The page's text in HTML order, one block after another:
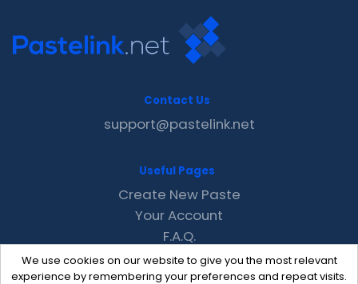
We use cookies on our website to give you the most relevant
experience by remembering your preferences and repeat visits.
Contact Us
support@pastelink.net
Useful Pages
Create New Paste
Your Account
F.A.Q.
Recent
Contact